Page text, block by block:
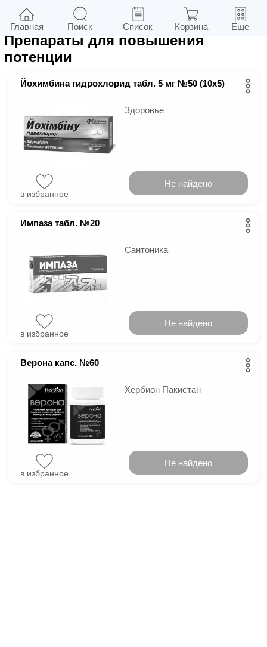
Фильтры в г.Киев
Препараты для повышения
потенции
Йохимбина гидрохлорид табл. 5 мг №50 (10х5)
Здоровье
в избранное
Не найдено
Импаза табл. №20
Сантоника
в избранное
Не найдено
Верона капс. №60
Хербион Пакистан
в избранное
Не найдено
Главная Поиск Список Корзина Еще